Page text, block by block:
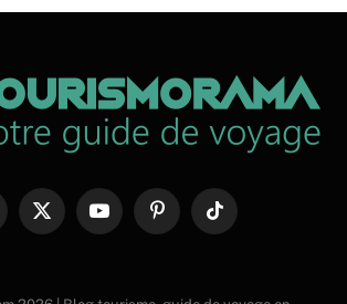
X
YouTubePinterestTikTok